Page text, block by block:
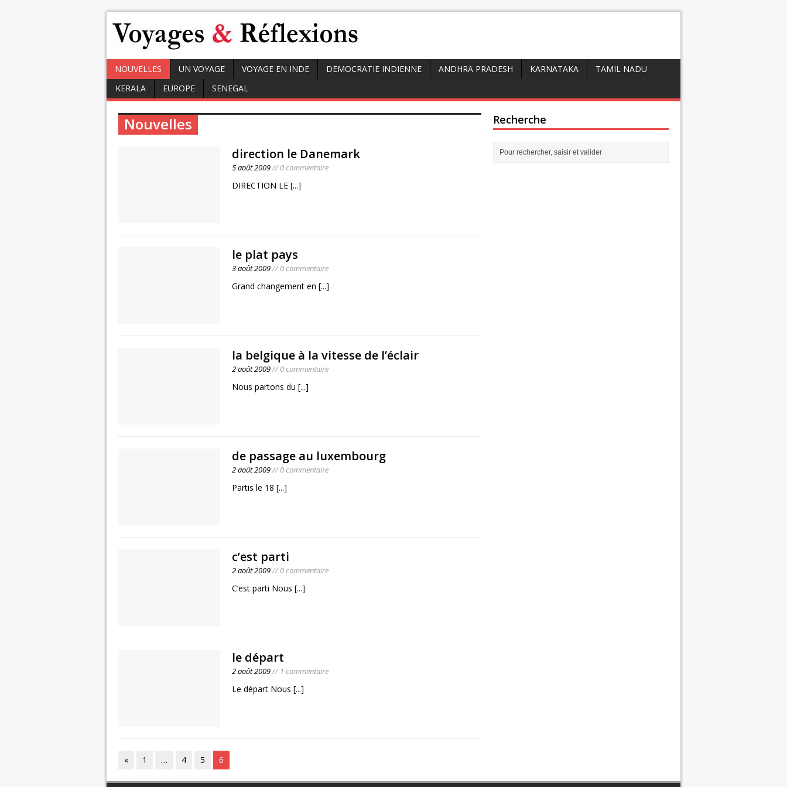
NOUVELLES UN VOYAGE VOYAGE EN INDE DEMOCRATIE INDIENNE ANDHRA PRADESH KARNATAKA
TAMIL NADU
KERALA
EUROPE SENEGAL
Nouvelles
direction le Danemark
5 août 2009// 0 commentaire
DIRECTION LE [...]
le plat pays
3 août 2009// 0 commentaire
Grand changement en [...]
la belgique à la vitesse de l’éclair
2 août 2009// 0 commentaire
Nous partons du [...]
de passage au luxembourg
2 août 2009// 0 commentaire
Partis le 18 [...]
c’est parti
2 août 2009// 0 commentaire
C’est parti Nous [...]
le départ
2 août 2009// 1 commentaire
Le départ Nous [...]
« 1 … 4 5 6
Recherche